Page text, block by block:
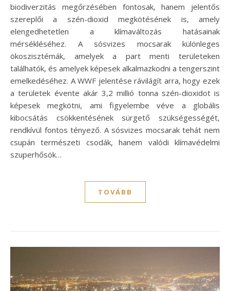
biodiverzitás megőrzésében fontosak, hanem jelentős
szereplői a szén-dioxid megkötésének is, amely
elengedhetetlen a klímaváltozás hatásainak
mérsékléséhez. A sósvizes mocsarak különleges
ökoszisztémák, amelyek a part menti területeken
találhatók, és amelyek képesek alkalmazkodni a tengerszint
emelkedéséhez. A WWF jelentése rávilágít arra, hogy ezek
a területek évente akár 3,2 millió tonna szén-dioxidot is
képesek megkötni, ami figyelembe véve a globális
kibocsátás csökkentésének sürgető szükségességét,
rendkívül fontos tényező. A sósvizes mocsarak tehát nem
csupán természeti csodák, hanem valódi klímavédelmi
szuperhősök…
TOVÁBB